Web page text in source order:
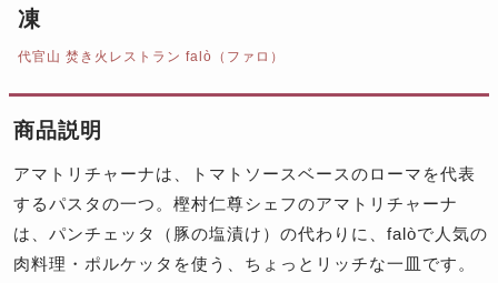
凍
代官山 焚き火レストラン falò（ファロ）
商品説明
アマトリチャーナは、トマトソースベースのローマを代表
するパスタの一つ。樫村仁尊シェフのアマトリチャーナ
は、パンチェッタ（豚の塩漬け）の代わりに、falòで人気の
肉料理・ポルケッタを使う、ちょっとリッチな一皿です。